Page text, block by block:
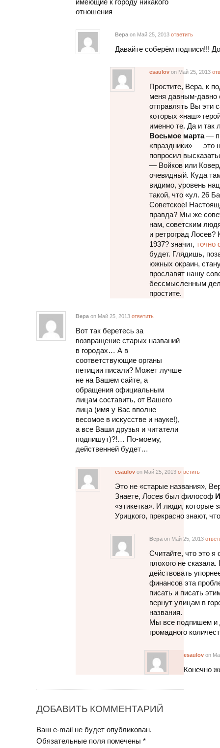
имеющие к городу никакого
отношения
Вера on Май 25, 2013 ответить
Давайте соберём подписи!!!
esaulov on Май 25, 2013
Простите, Вера, к
меня давным-давно
отправлять Вы эти
которых «наш»
именно те. Да и
Восьмое марта—
«праздники» — это
попросил
— Войков или
очевидный. Куда
видимо, уровень
такой, что «ул. 26
Советское!
правда? Мы же
нам, советским
и ретроград Лосев?
1937? значит, точно
будет. Глядишь,
южных окраин,
прославят нашу
бессмысленным
простите.
Вера on Май 25, 2013 ответить
Вот так беретесь за
возвращение старых названий
в городах… А в
соответствующие органы
петиции писали? Может лучше
не на Вашем сайте, а
обращения официальным
лицам составить, от Вашего
лица (имя у Вас вполне
весомое в искусстве и науке!),
а все Ваши друзья и читатели
подпишут)?!… По-моему,
действенней будет…
esaulov on Май 25, 2013 ответить
Это не «старые названия»,
Знаете, Лосев был философ
«этикетка». И люди, которые
Урицкого, прекрасно знают,
Вера on Май 25, 2013
Считайте, что это я
плохого не
действовать
финансов эта
писать и писать
вернут улицам в
названия.
Мы все подпишем и
громадного
esaulov on
Конечно
ДОБАВИТЬ КОММЕНТАРИЙ
Ваш e-mail не будет опубликован.
Обязательные поля помечены *